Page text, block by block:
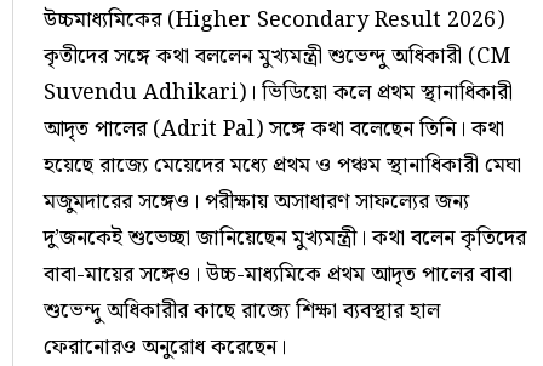
উচ্চমাধ্যমিকের (Higher Secondary Result 2026)
কৃতীদের সঙ্গে কথা বললেন মুখ্যমন্ত্রী শুভেন্দু অধিকারী (CM
Suvendu Adhikari)। ভিডিয়ো কলে প্রথম স্থানাধিকারী
আদৃত পালের (Adrit Pal) সঙ্গে কথা বলেছেন তিনি। কথা
হয়েছে রাজ্যে মেয়েদের মধ্যে প্রথম ও পঞ্চম স্থানাধিকারী মেঘা
মজুমদারের সঙ্গেও। পরীক্ষায় অসাধারণ সাফল্যের জন্য
দু’জনকেই শুভেচ্ছা জানিয়েছেন মুখ্যমন্ত্রী। কথা বলেন কৃতিদের
বাবা-মায়ের সঙ্গেও। উচ্চ-মাধ্যমিকে প্রথম আদৃত পালের বাবা
শুভেন্দু অধিকারীর কাছে রাজ্যে শিক্ষা ব্যবস্থার হাল
ফেরানোরও অনুরোধ করেছেন।